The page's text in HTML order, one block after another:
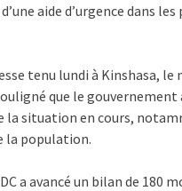
aide d’urgence dans
tenu lundi à Kinshasa,
que le
la situation en cours,
la population.
a avancé un bilan de